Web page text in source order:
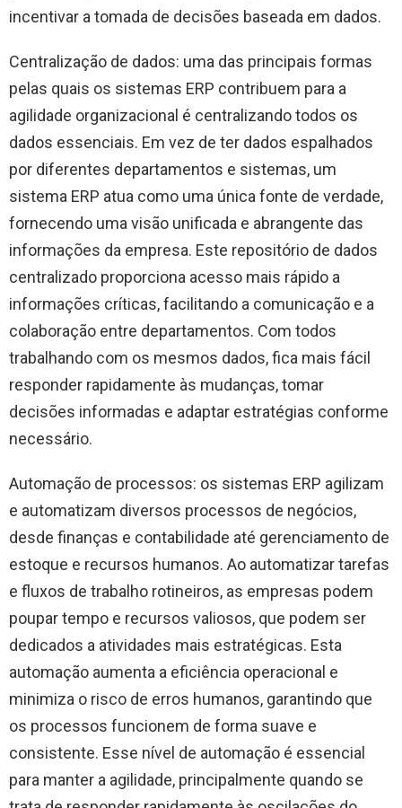
incentivar a tomada de decisões baseada em dados.
Centralização de dados: uma das principais formas
pelas quais os sistemas ERP contribuem para a
agilidade organizacional é centralizando todos os
dados essenciais. Em vez de ter dados espalhados
por diferentes departamentos e sistemas, um
sistema ERP atua como uma única fonte de verdade,
fornecendo uma visão unificada e abrangente das
informações da empresa. Este repositório de dados
centralizado proporciona acesso mais rápido a
informações críticas, facilitando a comunicação e a
colaboração entre departamentos. Com todos
trabalhando com os mesmos dados, fica mais fácil
responder rapidamente às mudanças, tomar
decisões informadas e adaptar estratégias conforme
necessário.
Automação de processos: os sistemas ERP agilizam
e automatizam diversos processos de negócios,
desde finanças e contabilidade até gerenciamento de
estoque e recursos humanos. Ao automatizar tarefas
e fluxos de trabalho rotineiros, as empresas podem
poupar tempo e recursos valiosos, que podem ser
dedicados a atividades mais estratégicas. Esta
automação aumenta a eficiência operacional e
minimiza o risco de erros humanos, garantindo que
os processos funcionem de forma suave e
consistente. Esse nível de automação é essencial
para manter a agilidade, principalmente quando se